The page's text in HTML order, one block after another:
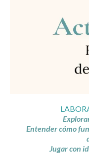
Entender cómo
Jugar con